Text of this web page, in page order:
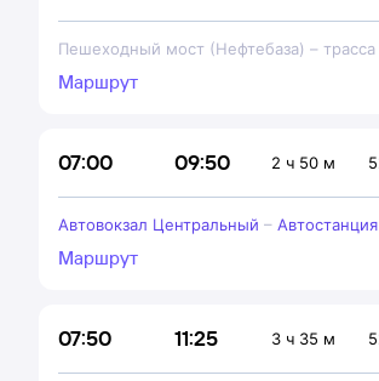
Пешеходный мост (Нефтебаза) –
Маршрут
07:00 09:50 2 ч 50 м
Автовокзал Центральный – Автостанция
Маршрут
07:50 11:25 3 ч 35 м